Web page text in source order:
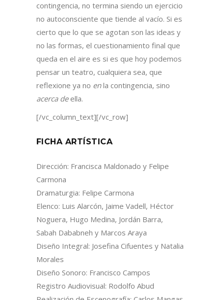
contingencia, no termina siendo un ejercicio
no autoconsciente que tiende al vacío. Si es
cierto que lo que se agotan son las ideas y
no las formas, el cuestionamiento final que
queda en el aire es si es que hoy podemos
pensar un teatro, cualquiera sea, que
reflexione ya no enla contingencia, sino
acerca deella.
[/vc_column_text][/vc_row]
FICHA ARTÍSTICA
Dirección: Francisca Maldonado y Felipe
Carmona
Dramaturgia: Felipe Carmona
Elenco: Luis Alarcón, Jaime Vadell, Héctor
Noguera, Hugo Medina, Jordán Barra,
Sabah Dababneh y Marcos Araya
Diseño Integral: Josefina Cifuentes y Natalia
Morales
Diseño Sonoro: Francisco Campos
Registro Audiovisual: Rodolfo Abud